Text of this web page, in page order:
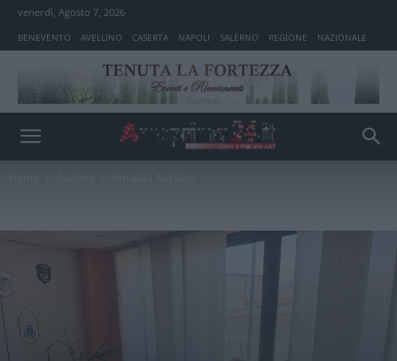
venerdì, Agosto 7, 2026
BENEVENTO AVELLINO CASERTA NAPOLI SALERNO REGIONE NAZIONALE